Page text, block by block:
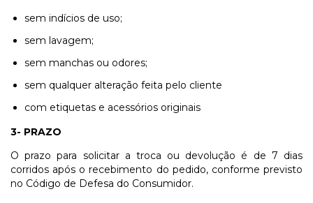
sem indícios de uso;
sem lavagem;
sem manchas ou odores;
sem qualquer alteração feita pelo cliente
com etiquetas e acessórios originais
3- PRAZO
O prazo para solicitar a troca ou devolução é de 7 dias
corridos após o recebimento do pedido, conforme previsto
no Código de Defesa do Consumidor.